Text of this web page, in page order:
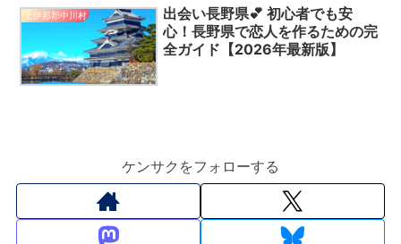
上伊那郡中川村
出会い長野県💕 初心者でも安
心！長野県で恋人を作るための完
全ガイド【2026年最新版】
ケンサクをフォローする